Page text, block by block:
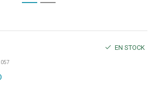
EN STOCK